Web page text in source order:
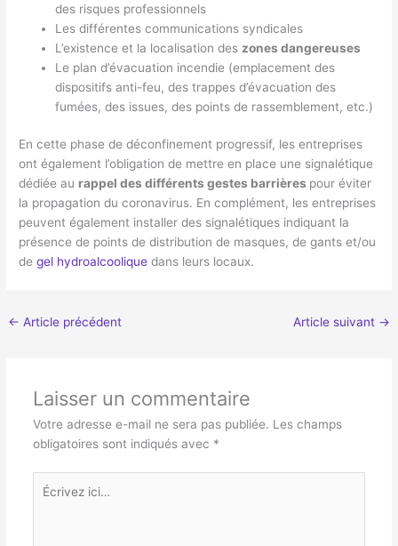
des risques professionnels
Les différentes communications syndicales
L’existence et la localisation des zones dangereuses
Le plan d’évacuation incendie (emplacement des
dispositifs anti-feu, des trappes d’évacuation des
fumées, des issues, des points de rassemblement, etc.)
En cette phase de déconfinement progressif, les entreprises
ont également l’obligation de mettre en place une signalétique
dédiée au rappel des différents gestes barrières pour éviter
la propagation du coronavirus. En complément, les entreprises
peuvent également installer des signalétiques indiquant la
présence de points de distribution de masques, de gants et/ou
degel hydroalcoolique dans leurs locaux.
← Article précédent Article suivant →
Laisser un commentaire
Votre adresse e-mail ne sera pas publiée. Les champs
obligatoires sont indiqués avec *
Écrivez
ici…